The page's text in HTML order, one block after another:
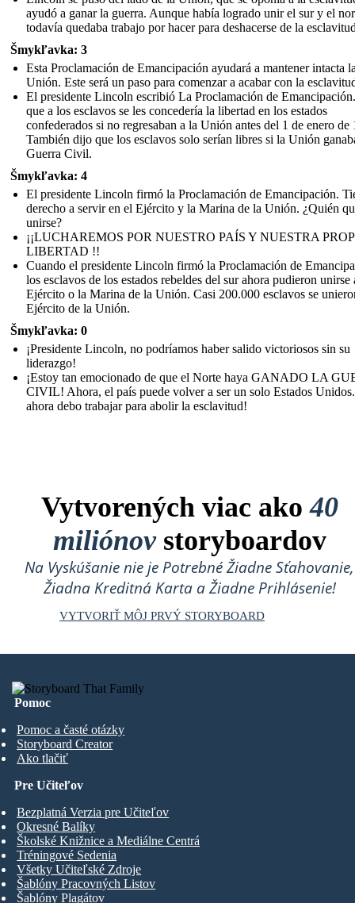
ayudó a ganar la guerra. Aunque había logrado unir el sur y el
todavía quedaba trabajo por hacer para deshacerse de la
Šmykľavka: 3
Esta Proclamación de Emancipación ayudará a mantener intacta
Unión. Este será un paso para comenzar a acabar con la
El presidente Lincoln escribió La Proclamación de
que a los esclavos se les concedería la libertad en los estados
confederados si no regresaban a la Unión antes del 1 de enero de
También dijo que los esclavos solo serían libres si la Unión
Guerra Civil.
Šmykľavka: 4
El presidente Lincoln firmó la Proclamación de Emancipación.
derecho a servir en el Ejército y la Marina de la Unión. ¿Quién
unirse?
¡¡LUCHAREMOS POR NUESTRO PAÍS Y NUESTRA
LIBERTAD !!
Cuando el presidente Lincoln firmó la Proclamación de
los esclavos de los estados rebeldes del sur ahora pudieron unirse
Ejército o la Marina de la Unión. Casi 200.000 esclavos se
Ejército de la Unión.
Šmykľavka: 0
¡Presidente Lincoln, no podríamos haber salido victoriosos sin su
liderazgo!
¡Estoy tan emocionado de que el Norte haya GANADO LA
CIVIL! Ahora, el país puede volver a ser un solo Estados Unidos.
ahora debo trabajar para abolir la esclavitud!
Vytvorených viac ako40
miliónovstoryboardov
Na Vyskúšanie nie je Potrebné Žiadne Sťahovanie,
Žiadna Kreditná Karta a Žiadne Prihlásenie!
VYTVORIŤ MÔJ PRVÝ STORYBOARD
Pomoc
Pomoc a časté otázky
Storyboard Creator
Ako tlačiť
Pre Učiteľov
Bezplatná Verzia pre Učiteľov
Okresné Balíky
Školské Knižnice a Mediálne Centrá
Tréningové Sedenia
Všetky Učiteľské Zdroje
Šablóny Pracovných Listov
Šablóny Plagátov